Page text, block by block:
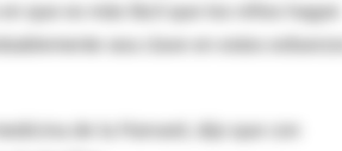
que es más fácil que los niños hagan